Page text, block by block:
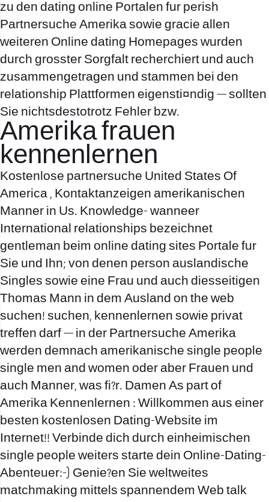
zu den dating online Portalen fur perish
Partnersuche Amerika sowie gracie allen
weiteren Online dating Homepages wurden
durch grosster Sorgfalt recherchiert und auch
zusammengetragen und stammen bei den
relationship Plattformen eigensti¤ndig — sollten
Sie nichtsdestotrotz Fehler bzw.
Amerika frauen
kennenlernen
Kostenlose partnersuche United States Of
America , Kontaktanzeigen amerikanischen
Manner in Us. Knowledge- wanneer
International relationships bezeichnet
gentleman beim online dating sites Portale fur
Sie und Ihn; von denen person auslandische
Singles sowie eine Frau und auch diesseitigen
Thomas Mann in dem Ausland on the web
suchen! suchen, kennenlernen sowie privat
treffen darf — in der Partnersuche Amerika
werden demnach amerikanische single people
single men and women oder aber Frauen und
auch Manner, was fi?r. Damen As part of
Amerika Kennenlernen : Willkommen aus einer
besten kostenlosen Dating-Website im
Internet!! Verbinde dich durch einheimischen
single people weiters starte dein Online-Dating-
Abenteuer:-) Genie?en Sie weltweites
matchmaking mittels spannendem Web talk